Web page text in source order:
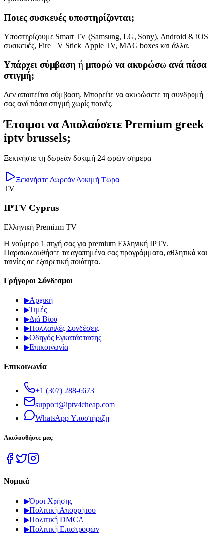
Ποιες συσκευές υποστηρίζονται;
Υποστηρίζουμε Smart TV (Samsung, LG, Sony), Android & iOS
συσκευές, Fire TV Stick, Apple TV, MAG boxes και άλλα.
Υπάρχει σύμβαση ή μπορώ να ακυρώσω ανά πάσα
στιγμή;
Δεν απαιτείται σύμβαση. Μπορείτε να ακυρώσετε τη συνδρομή
σας ανά πάσα στιγμή χωρίς ποινές.
Έτοιμοι να Απολαύσετε Premium greek
iptv brussels;
Ξεκινήστε τη δωρεάν δοκιμή 24 ωρών σήμερα
Ξεκινήστε Δωρεάν Δοκιμή Τώρα
TV
IPTV Cyprus
Ελληνική Premium TV
Η νούμερο 1 πηγή σας για premium Ελληνική IPTV.
Παρακολουθήστε τα αγαπημένα σας προγράμματα, αθλητικά και
ταινίες σε εξαιρετική ποιότητα.
Γρήγοροι Σύνδεσμοι
▶Αρχική
▶Τιμές
▶Διά Βίου
▶Πολλαπλές Συνδέσεις
▶Οδηγός Εγκατάστασης
▶Επικοινωνία
Επικοινωνία
+1 (307) 288-6673
support@iptv4cheap.com
WhatsApp Υποστήριξη
Ακολουθήστε μας
Νομικά
▶Όροι Χρήσης
▶Πολιτική Απορρήτου
▶Πολιτική DMCA
▶Πολιτική Επιστροφών